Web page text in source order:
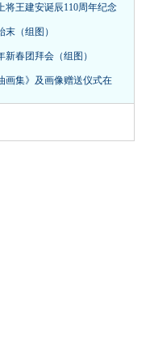
将王建安诞辰110周年纪念
（组图）
春团拜会（组图）
画集》及画像赠送仪式在